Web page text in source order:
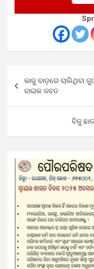
navigation
କାଜୁ ବାଡ଼ରେ ଚାଲିଥିବା
ବାଇକ ଜବତ
ବିଜୁ